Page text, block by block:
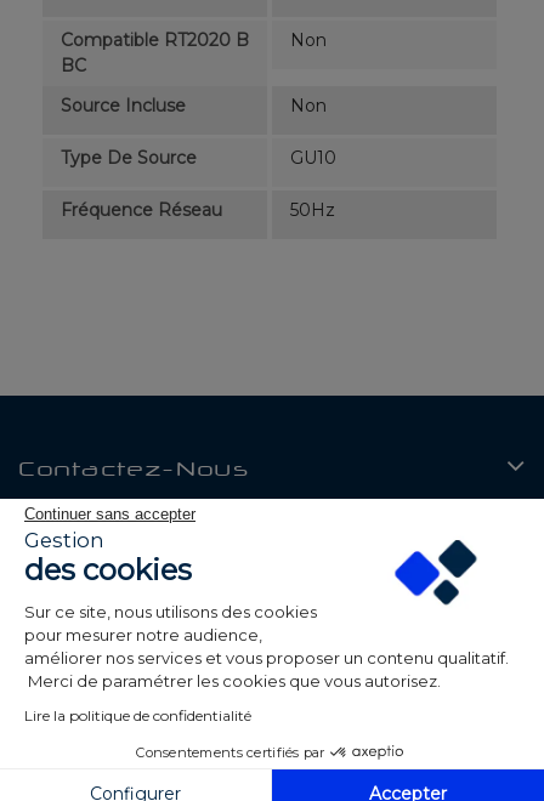
Compatible RT2020 B
BC
Non
Source Incluse Non
Type De Source GU10
Fréquence Réseau 50Hz
Contactez-Nous
Produits
Notre Société
Mon Compte
Continuer sans accepter
Gestion
des cookies
Sur ce site, nous utilisons des cookies
pour mesurer notre audience,
améliorer nos services et vous proposer un contenu qualitatif.
Merci de paramétrer les cookies que vous autorisez.
Lire la politique de confidentialité
Consentements certifiés par
Configurer Accepter